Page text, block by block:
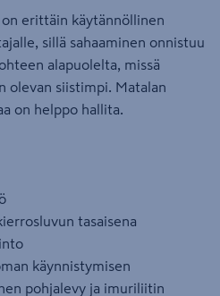
erittäin käytännöllinen
sillä sahaaminen onnistuu
alapuolelta, missä
olevan siistimpi. Matalan
on helppo hallita.
tasaisena
käynnistymisen
pohjalevy ja imuriliitin